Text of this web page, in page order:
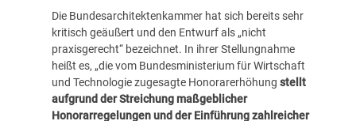
Die Bundesarchitektenkammer hat sich bereits sehr
kritisch geäußert und den Entwurf als „nicht
praxisgerecht“ bezeichnet. In ihrer Stellungnahme
heißt es, „die vom Bundesministerium für Wirtschaft
und Technologie zugesagte Honorarerhöhung stellt
aufgrund der Streichung maßgeblicher
Honorarregelungen und der Einführung zahlreicher